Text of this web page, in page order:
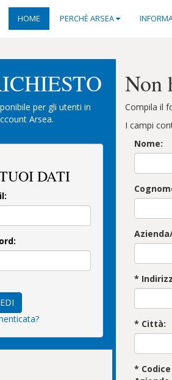
HOME PERCHÈ ARSEA
per gli utenti in
Arsea.
DATI
Non
Compila il
I campi
Nome:
*
* Città:
*